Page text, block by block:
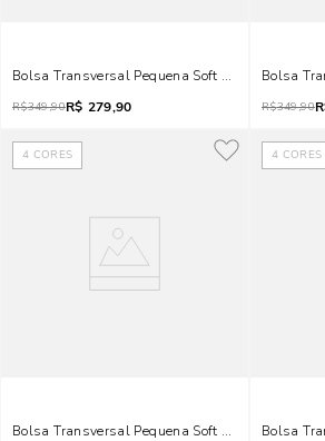
Bolsa Transversal Pequena Soft Cinza Tachas
R$349,90R$ 279,90
Bolsa
R$349,90
4 CORES
Bolsa Transversal Pequena Soft Marrom
4 CORES
Bolsa